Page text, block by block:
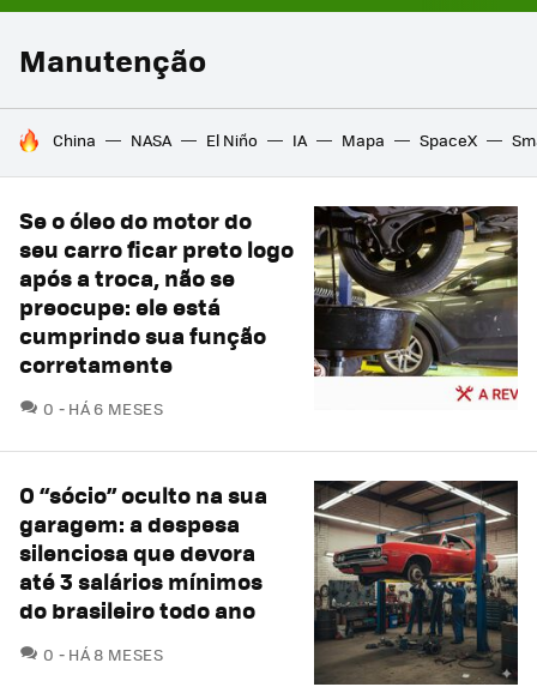
Manutenção
TENDÊNCIAS DO DIA
China NASA El Niño IA Mapa SpaceX
Se o óleo do motor do
seu carro ficar preto logo
após a troca, não se
preocupe: ele está
cumprindo sua função
corretamente
0 COMENTÁRIOS
HÁ 6 MESES
O “sócio” oculto na sua
garagem: a despesa
silenciosa que devora
até 3 salários mínimos
do brasileiro todo ano
0 COMENTÁRIOS
HÁ 8 MESES